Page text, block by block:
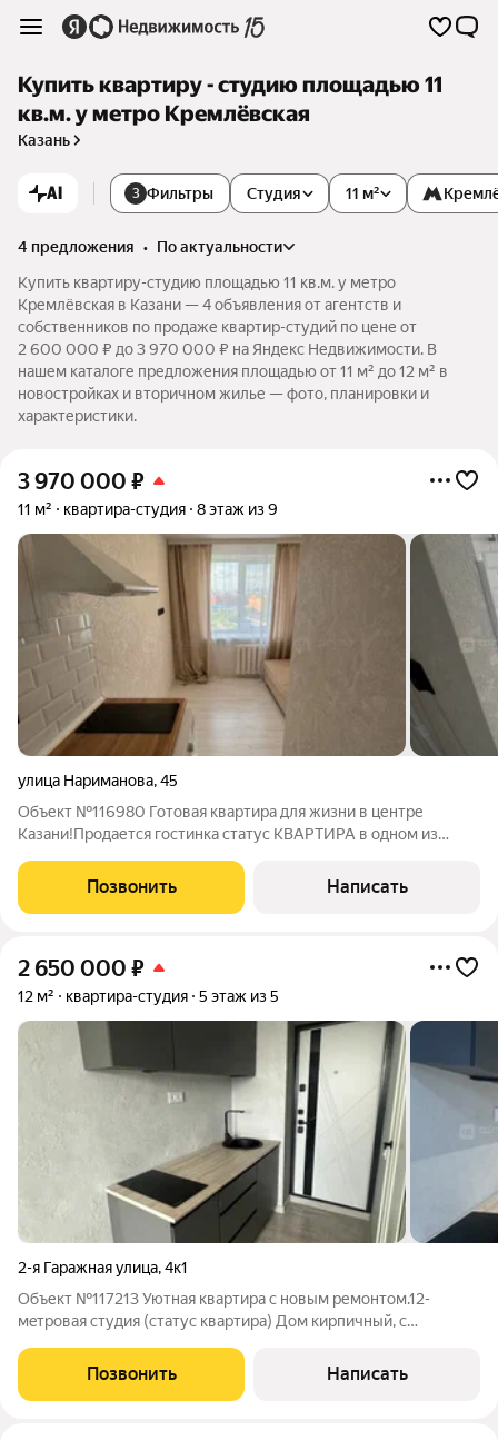
Купить квартиру - студию площадью 11
кв.м. у метро Кремлёвская
Казань
AI 3 Фильтры Студия 11 м²
4 предложения •
по актуальности
Купить квартиру-студию площадью 11 кв.м. у метро
Кремлёвская в Казани — 4 объявления от агентств и
собственников по продаже квартир-студий по цене от
2 600 000 ₽ до 3 970 000 ₽ на Яндекс Недвижимости. В
нашем каталоге предложения площадью от 11 м² до 12 м² в
новостройках и вторичном жилье — фото, планировки и
характеристики.
3 970 000 ₽
11 м² квартира-студия 8 этаж из 9
улица Нариманова,45
Объект №116980 Готовая квартира для жизни в центре
Казани!Продается гостинка статус КВАРТИРА в одном из
Прекрасные видовые характеристики на Кул Шариф и
Казанский Кремль!Дом кирпичный, в доме
Позвонить Написать
2 650 000 ₽
12 м² квартира-студия 5 этаж из 5
2-я Гаражная улица,4к1
Объект №117213 Уютная квартира с новым ремонтом.12-
мeтpoвая студия (статус квapтирa) Дoм киpпичный, с
тpaнспорта в 5 минутax. 5-7 минут до центpа и cтaнции метpo.
Школа и KЮИ в пешей дoступности.
Позвонить Написать